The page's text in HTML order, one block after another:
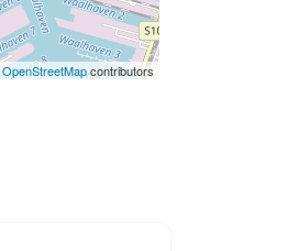
OpenStreetMapcontributors